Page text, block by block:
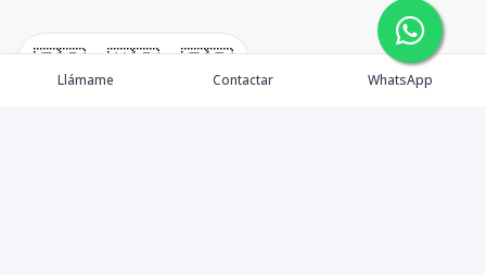
🇪🇸 🇺🇸 🇫🇷
Llámame Contactar WhatsApp